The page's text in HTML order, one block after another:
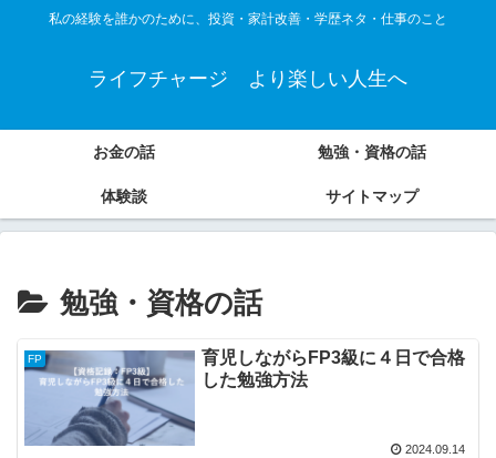
私の経験を誰かのために、投資・家計改善・学歴ネタ・仕事のこと
ライフチャージ より楽しい人生へ
お金の話 勉強・資格の話
体験談 サイトマップ
勉強・資格の話
FP
育児しながらFP3級に４日で合格
した勉強方法
2024.09.14